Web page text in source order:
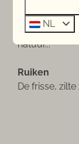
Zien
De weidse
natuur...
Ruiken
De frisse, zilte
NL